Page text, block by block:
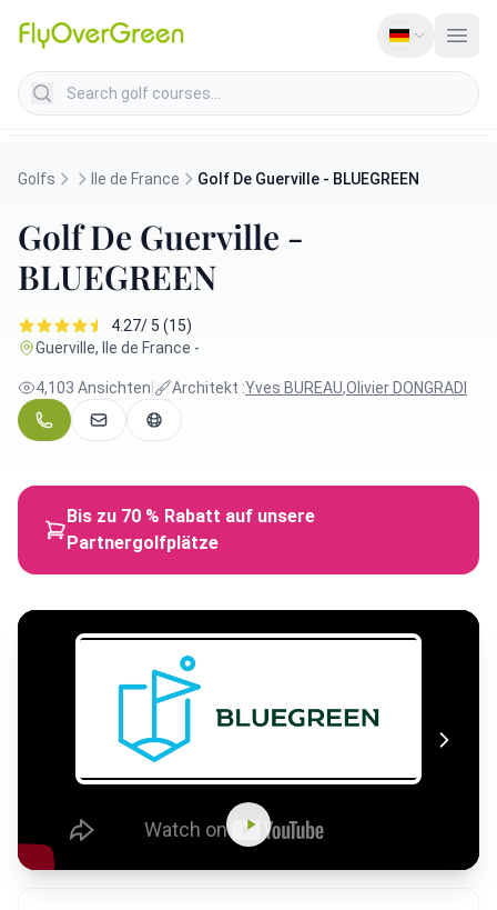
Search golf courses
Golfs Ile de France Golf De Guerville - BLUEGREEN
Golf De Guerville -
BLUEGREEN
4.27/ 5 (15)
Guerville, Ile de France -
4,103 Ansichten Architekt :Yves BUREAU,Olivier DONGRADI
Bis zu 70 % Rabatt auf unsere
Partnergolfplätze